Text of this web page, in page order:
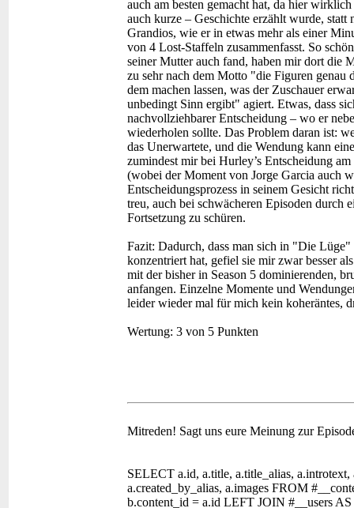
auch am besten gemacht hat, da hier
auch kurze – Geschichte erzählt wurde, statt
Grandios, wie er in etwas mehr als einer
von 4 Lost-Staffeln zusammenfasst. So
seiner Mutter auch fand, haben mir dort die
zu sehr nach dem Motto "die Figuren genau
dem machen lassen, was der Zuschauer
unbedingt Sinn ergibt" agiert. Etwas, dass
nachvollziehbarer Entscheidung – wo er
wiederholen sollte. Das Problem daran ist:
das Unerwartete, und die Wendung kann
zumindest mir bei Hurley’s Entscheidung
(wobei der Moment von Jorge Garcia auch
Entscheidungsprozess in seinem Gesicht
treu, auch bei schwächeren Episoden durch
Fortsetzung zu schüren.
Fazit: Dadurch, dass man sich in "Die
konzentriert hat, gefiel sie mir zwar besser
mit der bisher in Season 5 dominierenden,
anfangen. Einzelne Momente und
leider wieder mal für mich kein koheräntes,
Wertung: 3 von 5 Punkten
Mitreden! Sagt uns eure Meinung zur
SELECT a.id, a.title, a.title_alias, a.introtext,
a.created_by_alias, a.images FROM
b.content_id = a.id LEFT JOIN #__users